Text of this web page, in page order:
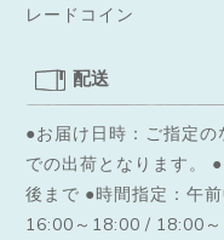
レードコイン
配送
●お届け日時：ご指定
での出荷となります。
後まで ●時間指定：午
16:00～18:00 / 18:00